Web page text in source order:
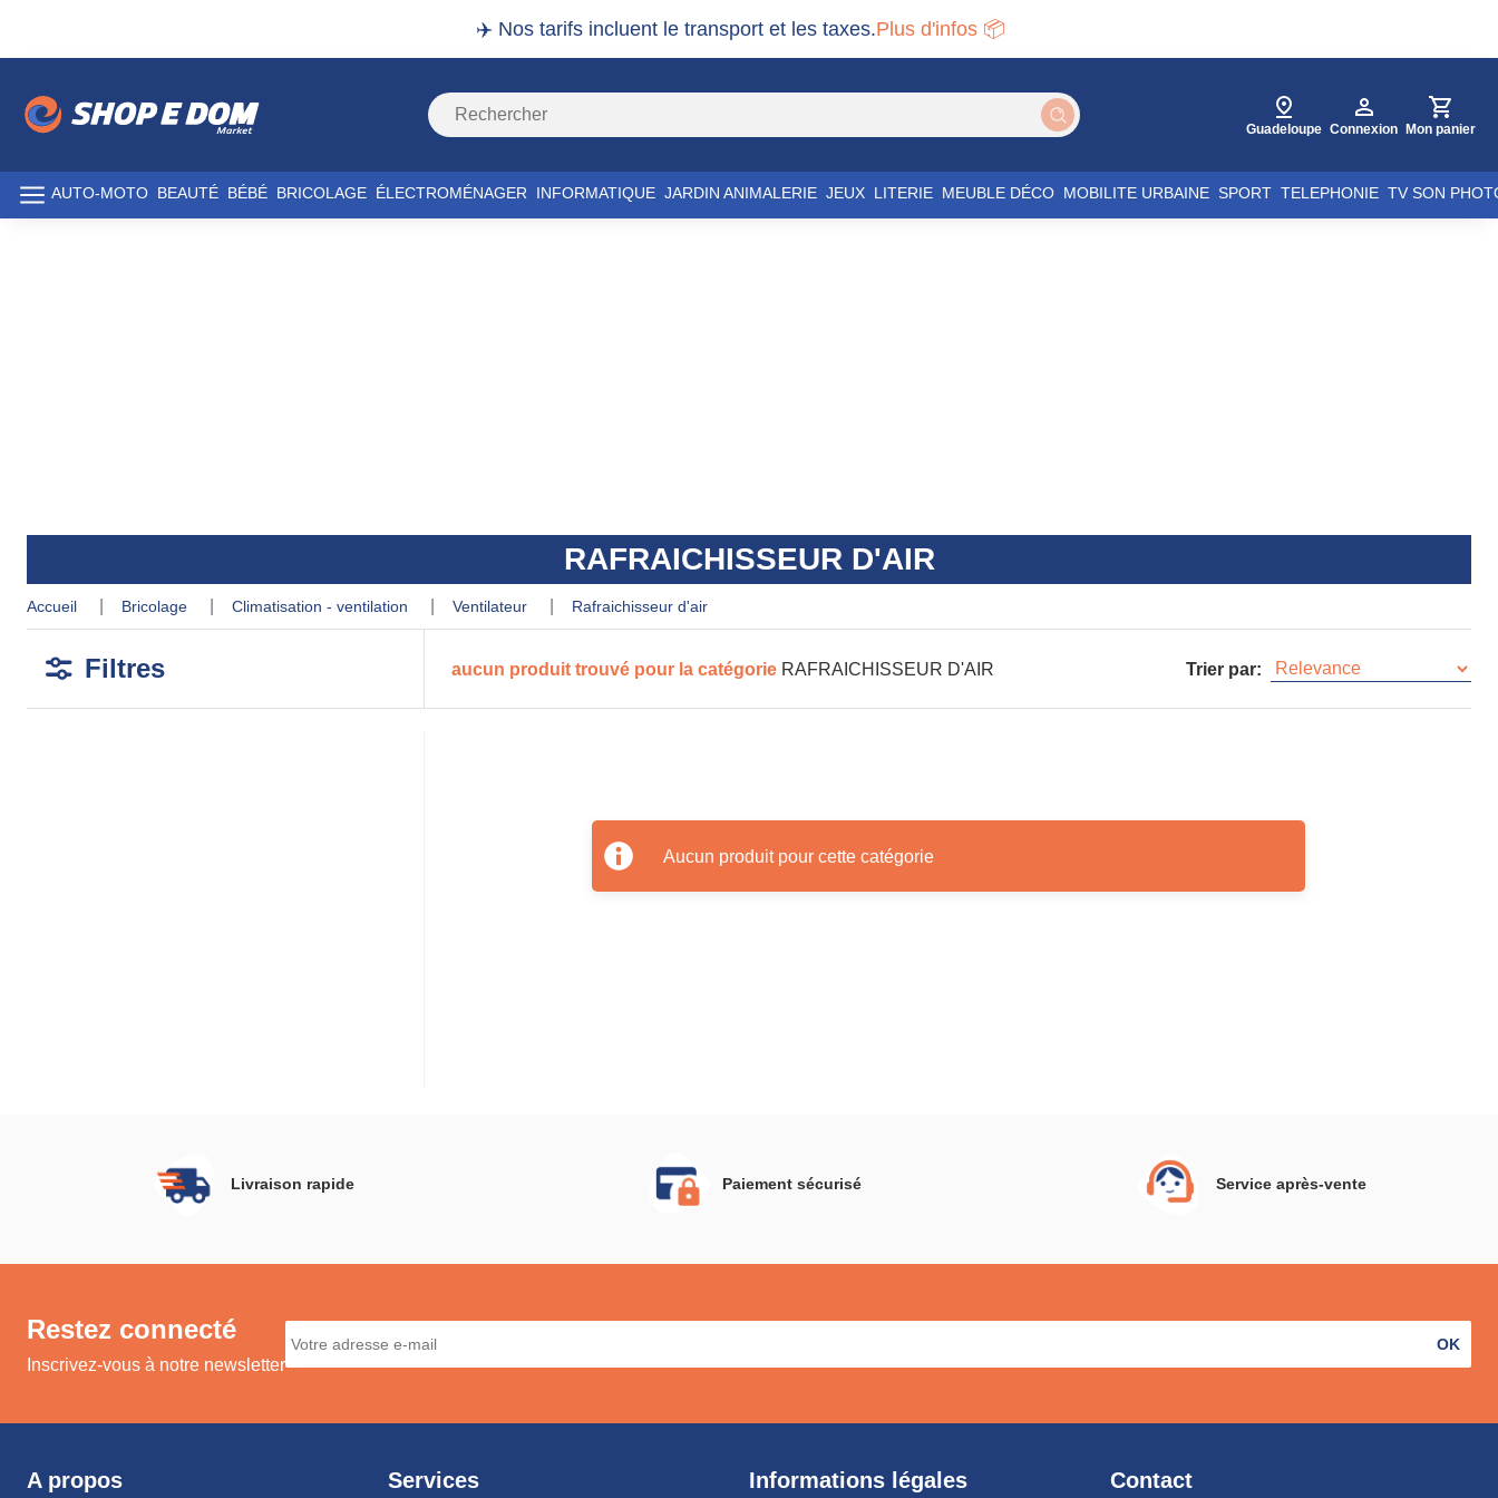
✈️ Nos tarifs incluent le transport et les taxes.Plus d'infos 📦
Guadeloupe Connexion Mon panier
AUTO-MOTO BEAUTÉ BÉBÉ BRICOLAGE ÉLECTROMÉNAGER INFORMATIQUE JARDIN ANIMALERIE JEUX LITERIE MEUBLE DÉCO MOBILITE URBAINE SPORT TELEPHONIE TV SON
RAFRAICHISSEUR D'AIR
accueil bricolage climatisation - ventilation ventilateur rafraichisseur d'air
Filtres aucun produit trouvé pour la catégorie RAFRAICHISSEUR D'AIR Trier par:
Aucun produit pour cette catégorie
Livraison rapide Paiement sécurisé Service après-vente
Restez connecté
Inscrivez-vous à notre newsletter
OK
A propos Services Informations légales Contact